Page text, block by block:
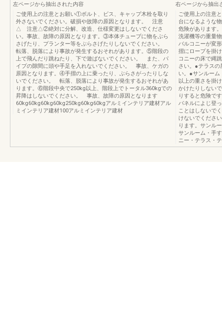
左ページから抽出された内容
ご使用上の注意とお願い①ボルト、ビス、キャップ木栓を取り
外さないでください。破損や故障の原因となります。 注意
△ 注意△②絶対に分解、改造、仕様変更はしないでくださ
い。事故、故障の原因となります。③本体チューブに物をぶら
さげたり、プランター等をぶらさげたりしないでください。
転落、脱落により事故が発生するおそれがあります。⑤階段の
上で飛んだり跳ねたり、下で遊ばないでください。 また、パ
イプの隙間に頭や手足を入れないでください。 事故、ケガの
原因となります。④手摺の上に乗ったり、ぶらさがったりしな
いでください。 転落、脱落により事故が発生するおそれがあ
ります。⑥階段中央で250kg以上、階段上でトータル360kgでの
昇降はしないでください。 事故、故障の原因となります
60kg60kg60kg60kg250kg60kg60kgアルミインテリア建材アル
ミインテリア建材100アルミインテリア建材
右ページから抽出
ご使用上の注意
台になるような
危険があります
洗濯機等の重量
バルコニーが変
摺にロープを掛
コニーの床で縄
さい。●テラスの
い。●サンルー
以上の重さを掛
かけたりしない
りすると危険で
パネルによじ登
ことはしないで
けないでくださ
ります。サンル
サンルーム・手
ニー・テラス・